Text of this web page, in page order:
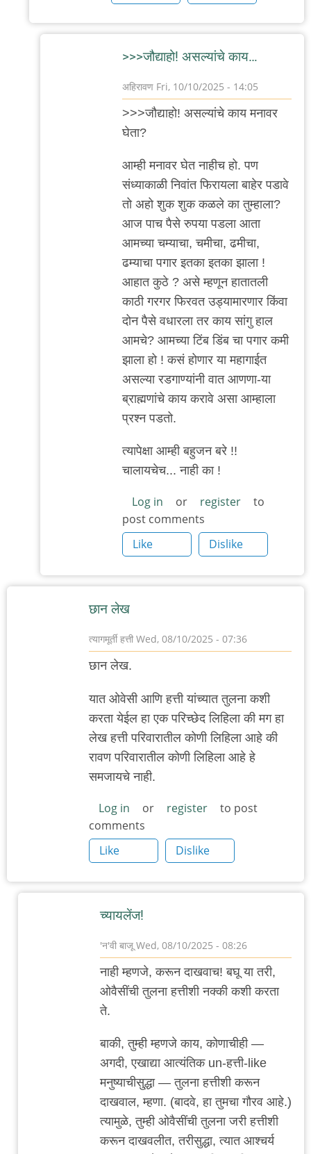
>>>जौद्याहो! असल्यांचे काय…
अहिरावण Fri, 10/10/2025 - 14:05
In
reply
…
by
'न'वी
बाजू
>>>जौद्याहो! असल्यांचे काय मनावर
घेता?
आम्ही मनावर घेत नाहीच हो. पण
संध्याकाळी निवांत फिरायला बाहेर पडावे
तो अहो शुक शुक कळले का तुम्हाला?
आज पाच पैसे रुपया पडला आता
आमच्या चम्याचा, चमीचा, ढमीचा,
ढम्याचा पगार इतका इतका झाला !
आहात कुठे ? असे म्हणून हातातली
काठी गरगर फिरवत उड्यामारणार किंवा
दोन पैसे वधारला तर काय सांगु हाल
आमचे? आमच्या टिंब डिंब चा पगार कमी
झाला हो ! कसं होणार या महागाईत
असल्या रडगाण्यांनी वात आणणा-या
ब्राह्मणांचे काय करावे असा आम्हाला
प्रश्न पडतो.
त्यापेक्षा आम्ही बहुजन बरे !!
चालायचेच... नाही का !
Log in or register
to
post comments
Like
Dislike
छान लेख
त्यागमूर्ती हत्ती Wed, 08/10/2025 - 07:36
छान लेख.
यात ओवेसी आणि हत्ती यांच्यात तुलना कशी
करता येईल हा एक परिच्छेद लिहिला की मग हा
लेख हत्ती परिवारातील कोणी लिहिला आहे की
रावण परिवारातील कोणी लिहिला आहे हे
समजायचे नाही.
Log in or register
to post
comments
Like
Dislike
च्यायलेंज!
'न'वी बाजू Wed, 08/10/2025 - 08:26
In
reply
to
लेख
by
त्यागमूर्ती
हत्ती
नाही म्हणजे, करून दाखवाच! बघू या तरी,
ओवैसींची तुलना हत्तीशी नक्की कशी करता
ते.
बाकी, तुम्ही म्हणजे काय, कोणाचीही —
अगदी, एखाद्या आत्यंतिक un-हत्ती-like
मनुष्याचीसु्द्धा — तुलना हत्तीशी करून
दाखवाल, म्हणा. (बादवे, हा तुमचा गौरव आहे.)
त्यामुळे, तुम्ही ओवैसींची तुलना जरी हत्तीशी
करून दाखवलीत, तरीसुद्धा, त्यात आश्चर्य